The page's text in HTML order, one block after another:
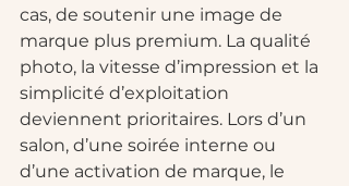
cas, de soutenir une image de
marque plus premium. La qualité
photo, la vitesse d’impression et la
simplicité d’exploitation
deviennent prioritaires. Lors d’un
salon, d’une soirée interne ou
d’une activation de marque, le